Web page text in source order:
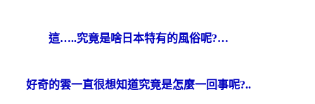
這…..究竟是啥日本特有的風俗呢?…
好奇的雲一直很想知道究竟是怎麼一回事呢?..